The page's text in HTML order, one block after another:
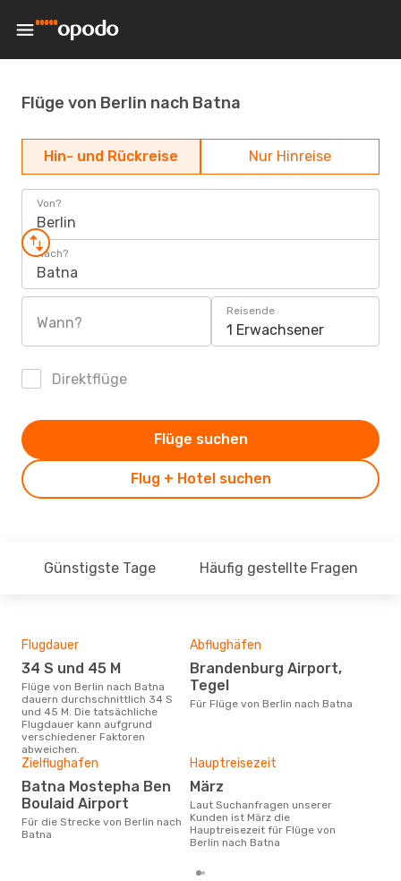
Flüge von Berlin nach Batna
Hin- und Rückreise Nur Hinreise
Von?
Berlin
Nach?
Batna
Wann?
Reisende
1 Erwachsener
Direktflüge
Flug + Hotel suchen
Flüge suchen
Günstigste Tage Häufig gestellte Fragen
Flugdauer
34 S und 45 M
Flüge von Berlin nach Batna
dauern durchschnittlich 34 S
und 45 M. Die tatsächliche
Flugdauer kann aufgrund
verschiedener Faktoren
abweichen.
Abflughäfen
Brandenburg Airport,
Tegel
Für Flüge von Berlin nach Batna
Zielflughafen
Batna Mostepha Ben
Boulaid Airport
Für die Strecke von Berlin nach
Batna
Hauptreisezeit
März
Laut Suchanfragen unserer
Kunden ist März die
Hauptreisezeit für Flüge von
Berlin nach Batna